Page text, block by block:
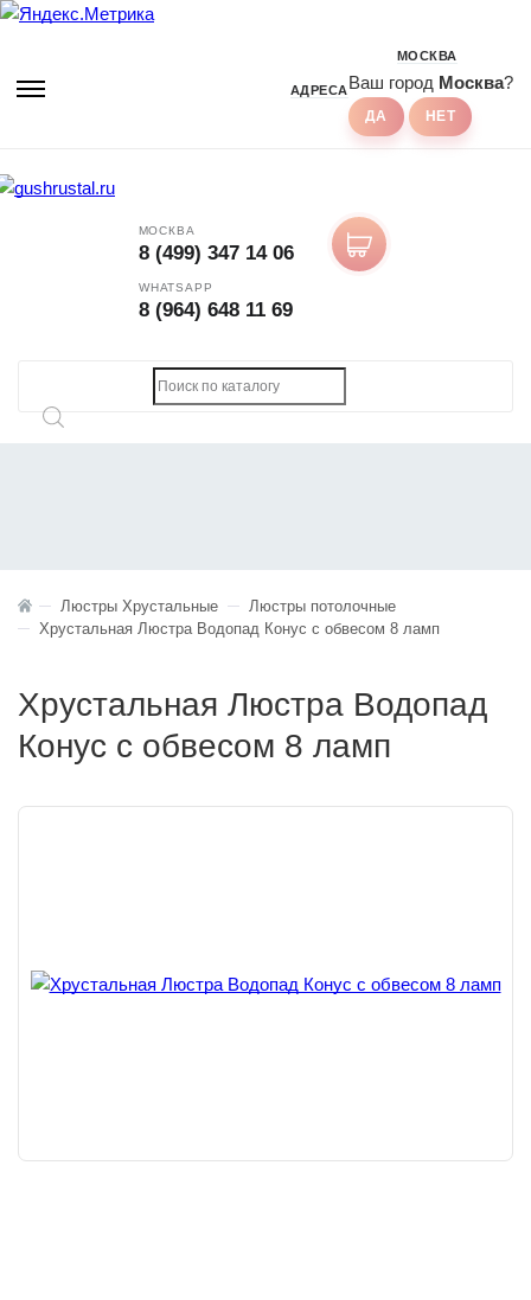
АДРЕСА
МОСКВА
Ваш город Москва?
МОСКВА
8 (499) 347 14 06
WHATSAPP
8 (964) 648 11 69
Люстры Хрустальные
Люстры потолочные
Хрустальная Люстра Водопад Конус с обвесом 8 ламп
Хрустальная Люстра Водопад
Конус с обвесом 8 ламп